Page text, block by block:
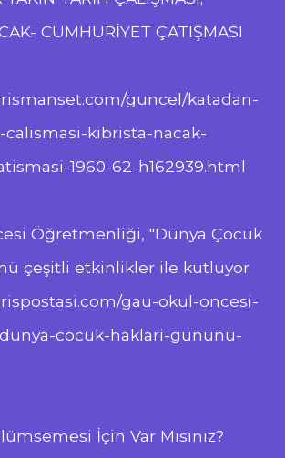
CUMHURİYET ÇATIŞMASI
guncel/katadan-
kibrista-nacak-
1960-62-h162939.html
Öğretmenliği, "Dünya Çocuk
çeşitli etkinlikler ile kutluyor
gau-okul-oncesi-
cocuk-haklari-gununu-
İçin Var Mısınız?